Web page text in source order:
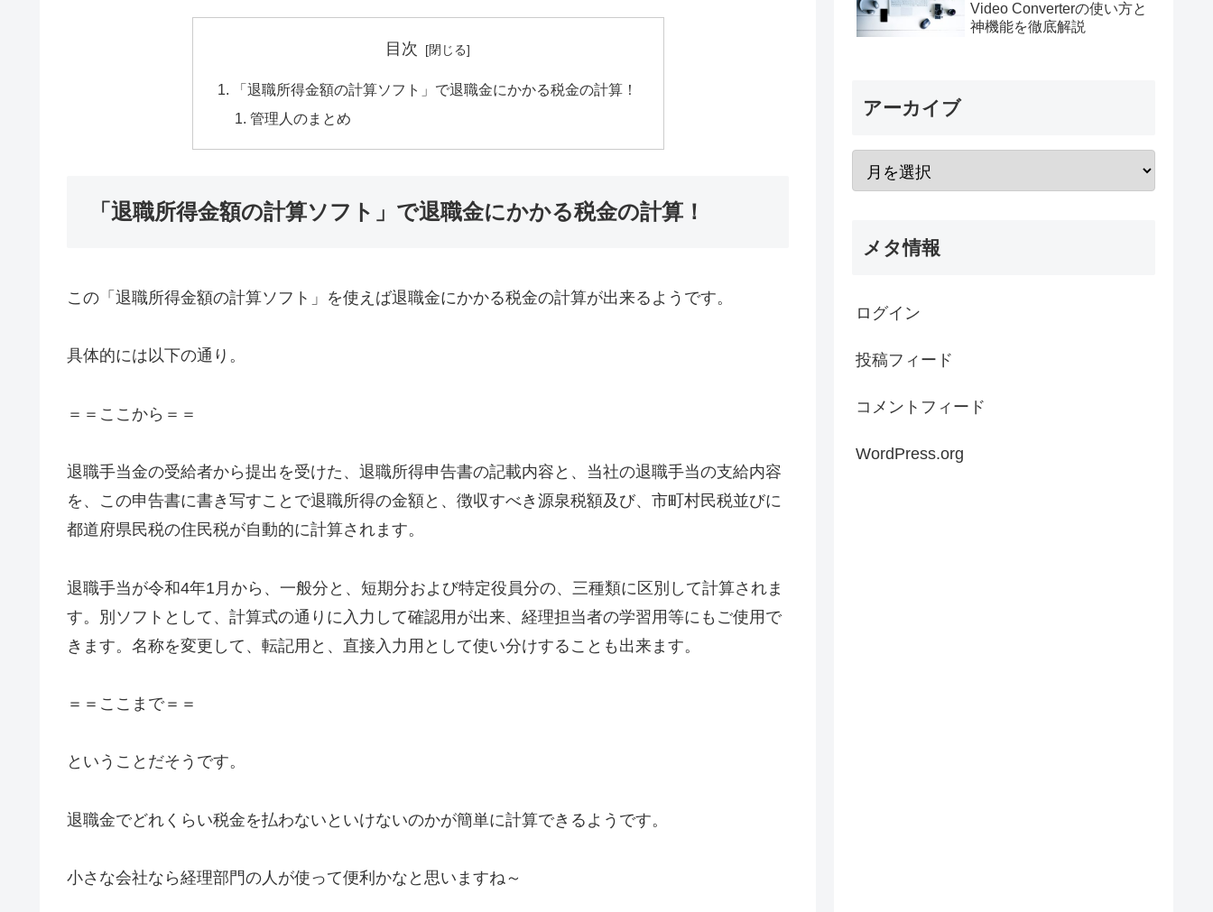
目次
「退職所得金額の計算ソフト」で退職金にかかる税金の計算！
管理人のまとめ
「退職所得金額の計算ソフト」で退職金にかかる税金の計算！
この「退職所得金額の計算ソフト」を使えば退職金にかかる税金の計算が出来るようです。
具体的には以下の通り。
＝＝ここから＝＝
退職手当金の受給者から提出を受けた、退職所得申告書の記載内容と、当社の退職手当の支給内容
を、この申告書に書き写すことで退職所得の金額と、徴収すべき源泉税額及び、市町村民税並びに
都道府県民税の住民税が自動的に計算されます。
退職手当が令和4年1月から、一般分と、短期分および特定役員分の、三種類に区別して計算されま
す。別ソフトとして、計算式の通りに入力して確認用が出来、経理担当者の学習用等にもご使用で
きます。名称を変更して、転記用と、直接入力用として使い分けすることも出来ます。
＝＝ここまで＝＝
ということだそうです。
退職金でどれくらい税金を払わないといけないのかが簡単に計算できるようです。
小さな会社なら経理部門の人が使って便利かなと思いますね～
Video Converterの使い方と
神機能を徹底解説
アーカイブ
メタ情報
ログイン
投稿フィード
コメントフィード
WordPress.org